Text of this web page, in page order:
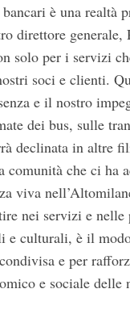
è una realtà
direttore
solo per i servizi
soci e clienti.
e il nostro
dei bus, sulle
declinata in altre
comunità che ci ha
viva
nei servizi e
e culturali, è il
e per
e sociale delle